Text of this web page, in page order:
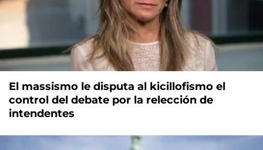
El massismo le disputa al kicillofismo el
control del debate por la relección de
intendentes